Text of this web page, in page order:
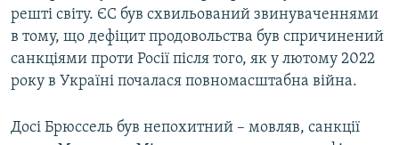
решті світу. ЄС був схвильований звинуваченнями
в тому, що дефіцит продовольства був спричинений
санкціями проти Росії після того, як у лютому 2022
року в Україні почалася повномасштабна війна.
Досі Брюссель був непохитний – мовляв, санкції